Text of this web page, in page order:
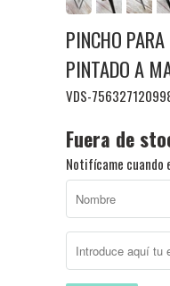
PINCHO
PINTADO A
VDS-
Fuera de
Notifícame cuando